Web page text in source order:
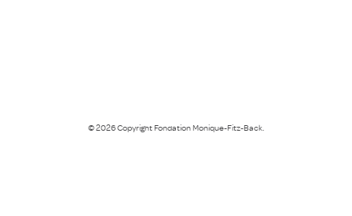
© 2026 Copyright Fondation Monique-Fitz-Back.